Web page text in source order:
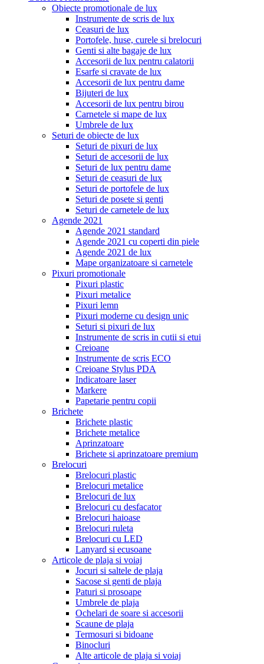
Obiecte promotionale de lux
Instrumente de scris de lux
Ceasuri de lux
Portofele, huse, curele si brelocuri
Genti si alte bagaje de lux
Accesorii de lux pentru calatorii
Esarfe si cravate de lux
Accesorii de lux pentru dame
Bijuteri de lux
Accesorii de lux pentru birou
Carnetele si mape de lux
Umbrele de lux
Seturi de obiecte de lux
Seturi de pixuri de lux
Seturi de accesorii de lux
Seturi de lux pentru dame
Seturi de ceasuri de lux
Seturi de portofele de lux
Seturi de posete si genti
Seturi de carnetele de lux
Agende 2021
Agende 2021 standard
Agende 2021 cu coperti din piele
Agende 2021 de lux
Mape organizatoare si carnetele
Pixuri promotionale
Pixuri plastic
Pixuri metalice
Pixuri lemn
Pixuri moderne cu design unic
Seturi si pixuri de lux
Instrumente de scris in cutii si etui
Creioane
Instrumente de scris ECO
Creioane Stylus PDA
Indicatoare laser
Markere
Papetarie pentru copii
Brichete
Brichete plastic
Brichete metalice
Aprinzatoare
Brichete si aprinzatoare premium
Brelocuri
Brelocuri plastic
Brelocuri metalice
Brelocuri de lux
Brelocuri cu desfacator
Brelocuri haioase
Brelocuri ruleta
Brelocuri cu LED
Lanyard si ecusoane
Articole de plaja si voiaj
Jocuri si saltele de plaja
Sacose si genti de plaja
Paturi si prosoape
Umbrele de plaja
Ochelari de soare si accesorii
Scaune de plaja
Termosuri si bidoane
Binocluri
Alte articole de plaja si voiaj